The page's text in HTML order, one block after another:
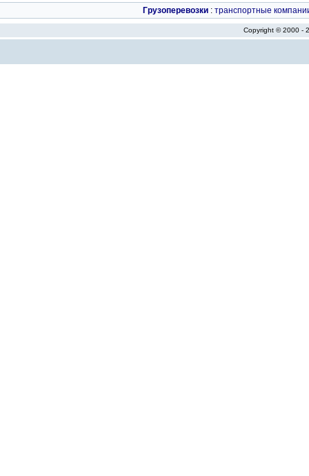
Грузоперевозки : транспортные
Copyright © 2000 -